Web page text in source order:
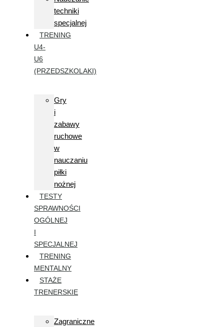
techniki
specjalnej
TRENING
U4-
U6
(PRZEDSZKOLAKI)
Gry
i
zabawy
ruchowe
w
nauczaniu
piłki
nożnej
TESTY
SPRAWNOŚCI
OGÓLNEJ
I
SPECJALNEJ
TRENING
MENTALNY
STAŻE
TRENERSKIE
Zagraniczne